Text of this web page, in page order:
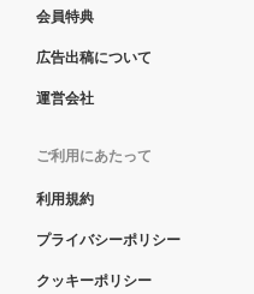
会員特典
広告出稿について
運営会社
ご利用にあたって
利用規約
プライバシーポリシー
クッキーポリシー